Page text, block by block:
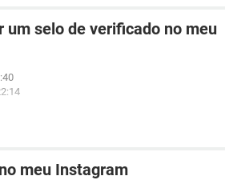
um selo de verificado no meu
meu Instagram